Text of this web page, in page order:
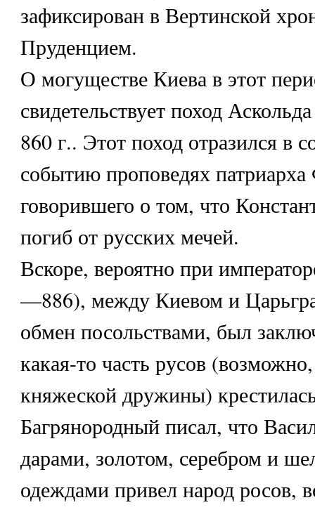
зафиксирован в Вертинской
Пруденцием.
О могуществе Киева в этот
свидетельствует поход
860 г.. Этот поход отразился в
событию проповедях
говорившего о том, что
погиб от русских мечей.
Вскоре, вероятно при
—886), между Киевом и
обмен посольствами, был
какая-то часть русов
княжеской дружины)
Багрянородный писал, что
дарами, золотом, серебром и
одеждами привел народ росов,